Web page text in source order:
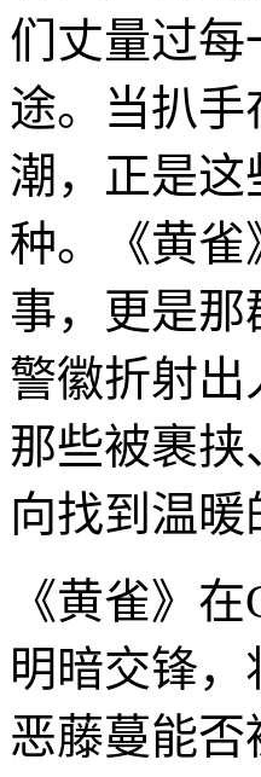
们丈量过
途。当扒
潮，正是
种。《黄
事，更是
警徽折射
那些被裹
向找到温暖
《黄雀》
明暗交锋
恶藤蔓能